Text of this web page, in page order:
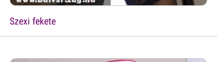
Szexi fekete